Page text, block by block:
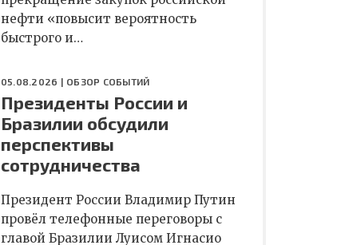
нефти «повысит вероятность
быстрого и…
05.08.2026 | ОБЗОР СОБЫТИЙ
Президенты России и
Бразилии обсудили
перспективы
сотрудничества
Президент России Владимир Путин
провёл телефонные переговоры с
главой Бразилии Луисом Игнасио